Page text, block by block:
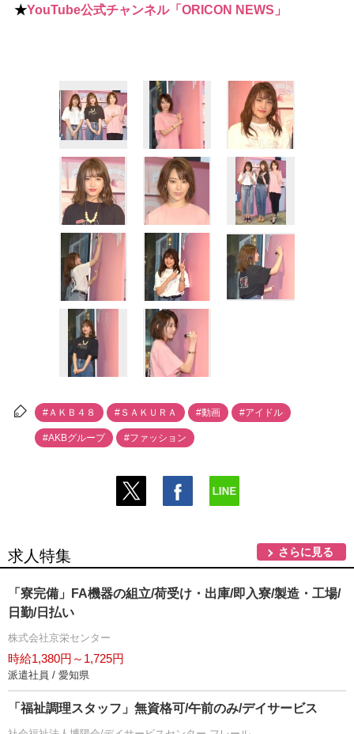
★YouTube公式チャンネル「ORICON NEWS」
#ＡＫＢ４８ #ＳＡＫＵＲＡ #動画 #アイドル
#AKBグループ #ファッション
求人特集 さらに見る
「寮完備」FA機器の組立/荷受け・出庫/即入寮/製造・工場/
日勤/日払い
株式会社京栄センター
時給1,380円～1,725円
派遣社員 / 愛知県
「福祉調理スタッフ」無資格可/午前のみ/デイサービス